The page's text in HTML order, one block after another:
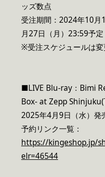
ッズ数点
受注期間：2024年10
月27日（月）23:59予定
※受注スケジュールは変
■LIVE Blu-ray：Bimi
Box- at Zepp
2025年4月9日（水）発
予約リンク一覧：
https://kingeshop.jp/
elr=46544